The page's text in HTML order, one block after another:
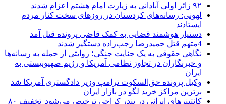
۹۲ زائر اولی آبادانی به زیارت امام هشتم اعزام شدند
لهونی: رسانه‌های کردستان در روزهای سخت کنار مردم
ایستادند
دستیار هوشمند قضایی به کمک قاضی پرونده قتل آمد
4متهم قتل حمیدرضا رجب‌زاده دستگیر شدند
نگاهی حقوقی به یک جنایت جنگی؛ روایتی از حمله به رسانه‌ها
و خبرنگاران در تجاوز نظامی آمریکا و رژیم صهیونیستی به
ایران
وکیل پرونده حق‌السکوت ترامپ وزیر دادگستری آمریکا شد
برترین مراکز خرید لگو در بازار ایران
کانتینرهای ایرانی در بندر کراچی ترخیص می‌شود| تخفیف ۸۰